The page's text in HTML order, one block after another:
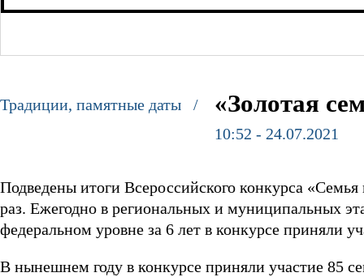
Традиции, памятные даты / «Золотая
10:52 - 24.07.2021
Подведены итоги Всероссийского конкурса
раз. Ежегодно в региональных и муниципальных
федеральном уровне за 6 лет в конкурсе приняли
В нынешнем году в конкурсе приняли участие 85